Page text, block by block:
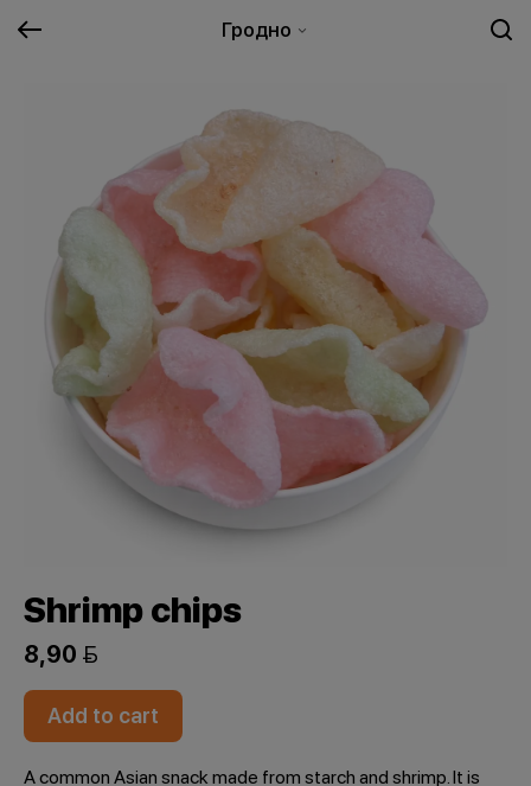
Гродно
Shrimp chips
8,90 
Add to cart
A common Asian snack made from starch and shrimp. It is